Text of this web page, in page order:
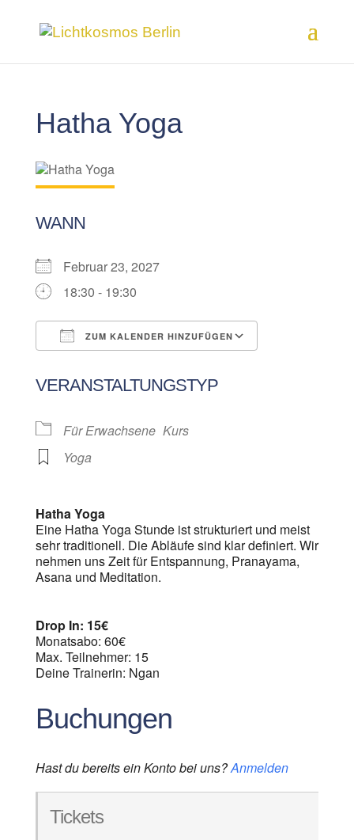
Hatha Yoga
WANN
Februar 23, 2027
18:30 - 19:30
ZUM KALENDER HINZUFÜGEN
VERANSTALTUNGSTYP
Für Erwachsene Kurs
Yoga
Hatha Yoga
Eine Hatha Yoga Stunde ist strukturiert und meist
sehr traditionell. Die Abläufe sind klar definiert. Wir
nehmen uns Zeit für Entspannung, Pranayama,
Asana und Meditation.
Drop In: 15€
Monatsabo: 60€
Max. Teilnehmer: 15
Deine Trainerin: Ngan
Buchungen
Hast du bereits ein Konto bei uns?Anmelden
Tickets